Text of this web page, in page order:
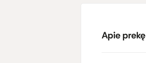
Apie prekę